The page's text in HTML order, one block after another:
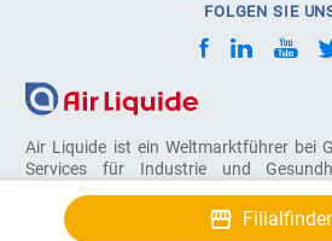
Filialfinder
Air Liquide ist ein Weltmarktführer bei
Services für Industrie und
Millionen Kunden und Patienten.
FOLGEN SIE